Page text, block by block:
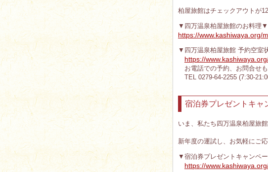
柏屋旅館はチェックアウトが
▼四万温泉柏屋旅館のお料理▼
https://www.kashiwaya.org/
▼四万温泉柏屋旅館 予約空室
https://
お電話での予約、お問合せも
TEL 0279-64-2255 (7:30-
宿泊券プレゼントキャ
いま、私たち四万温泉柏屋旅
新年度の運試し、お気軽にご応
▼宿泊券プレゼントキャンペ
https://